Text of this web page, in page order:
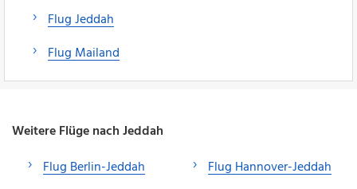
Flug Jeddah
Flug Mailand
Weitere Flüge nach Jeddah
Flug Berlin-Jeddah
Flug Hannover-Jeddah